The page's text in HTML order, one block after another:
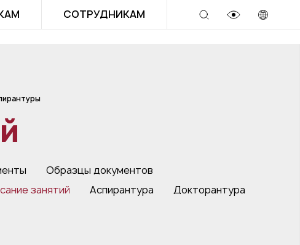
СОТРУДНИКАМ
Образцы документов
занятий Аспирантура
Докторантура